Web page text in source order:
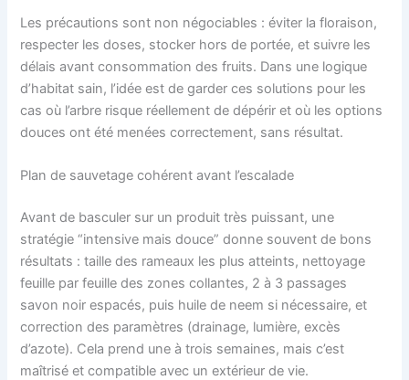
Les précautions sont non négociables : éviter la floraison,
respecter les doses, stocker hors de portée, et suivre les
délais avant consommation des fruits. Dans une logique
d’habitat sain, l’idée est de garder ces solutions pour les
cas où l’arbre risque réellement de dépérir et où les options
douces ont été menées correctement, sans résultat.
Plan de sauvetage cohérent avant l’escalade
Avant de basculer sur un produit très puissant, une
stratégie “intensive mais douce” donne souvent de bons
résultats : taille des rameaux les plus atteints, nettoyage
feuille par feuille des zones collantes, 2 à 3 passages
savon noir espacés, puis huile de neem si nécessaire, et
correction des paramètres (drainage, lumière, excès
d’azote). Cela prend une à trois semaines, mais c’est
maîtrisé et compatible avec un extérieur de vie.